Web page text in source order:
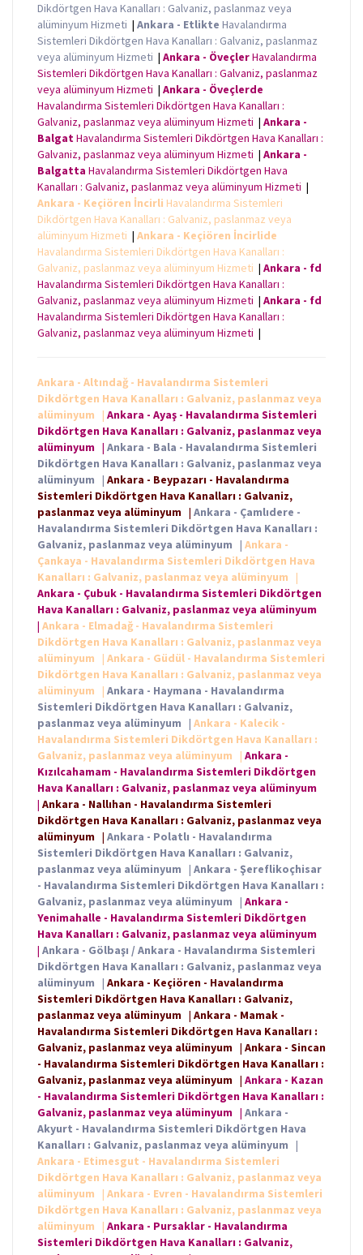
Dikdörtgen Hava Kanalları : Galvaniz, paslanmaz veya
alüminyum Hizmeti | Ankara - Etlikte Havalandırma
Sistemleri Dikdörtgen Hava Kanalları : Galvaniz, paslanmaz
veya alüminyum Hizmeti | Ankara - ÖveçlerHavalandırma
Sistemleri Dikdörtgen Hava Kanalları : Galvaniz, paslanmaz
veya alüminyum Hizmeti | Ankara - Öveçlerde
Havalandırma Sistemleri Dikdörtgen Hava Kanalları :
Galvaniz, paslanmaz veya alüminyum Hizmeti | Ankara -
BalgatHavalandırma Sistemleri Dikdörtgen Hava Kanalları :
Galvaniz, paslanmaz veya alüminyum Hizmeti | Ankara -
Balgatta Havalandırma Sistemleri Dikdörtgen Hava
Kanalları : Galvaniz, paslanmaz veya alüminyum Hizmeti |
Ankara - Keçiören İncirli Havalandırma Sistemleri
Dikdörtgen Hava Kanalları : Galvaniz, paslanmaz veya
alüminyum Hizmeti | Ankara - Keçiören İncirlide
Havalandırma Sistemleri Dikdörtgen Hava Kanalları :
Galvaniz, paslanmaz veya alüminyum Hizmeti | Ankara - fd
Havalandırma Sistemleri Dikdörtgen Hava Kanalları :
Galvaniz, paslanmaz veya alüminyum Hizmeti | Ankara - fd
Havalandırma Sistemleri Dikdörtgen Hava Kanalları :
Galvaniz, paslanmaz veya alüminyum Hizmeti |
Ankara - Altındağ - Havalandırma Sistemleri
Dikdörtgen Hava Kanalları : Galvaniz, paslanmaz veya
alüminyum | Ankara - Ayaş - Havalandırma Sistemleri
Dikdörtgen Hava Kanalları : Galvaniz, paslanmaz veya
alüminyum | Ankara - Bala - Havalandırma Sistemleri
Dikdörtgen Hava Kanalları : Galvaniz, paslanmaz veya
alüminyum | Ankara - Beypazarı - Havalandırma
Sistemleri Dikdörtgen Hava Kanalları : Galvaniz,
paslanmaz veya alüminyum | Ankara - Çamlıdere -
Havalandırma Sistemleri Dikdörtgen Hava Kanalları :
Galvaniz, paslanmaz veya alüminyum | Ankara -
Çankaya - Havalandırma Sistemleri Dikdörtgen Hava
Kanalları : Galvaniz, paslanmaz veya alüminyum |
Ankara - Çubuk - Havalandırma Sistemleri Dikdörtgen
Hava Kanalları : Galvaniz, paslanmaz veya alüminyum
| Ankara - Elmadağ - Havalandırma Sistemleri
Dikdörtgen Hava Kanalları : Galvaniz, paslanmaz veya
alüminyum | Ankara - Güdül - Havalandırma Sistemleri
Dikdörtgen Hava Kanalları : Galvaniz, paslanmaz veya
alüminyum | Ankara - Haymana - Havalandırma
Sistemleri Dikdörtgen Hava Kanalları : Galvaniz,
paslanmaz veya alüminyum | Ankara - Kalecik -
Havalandırma Sistemleri Dikdörtgen Hava Kanalları :
Galvaniz, paslanmaz veya alüminyum | Ankara -
Kızılcahamam - Havalandırma Sistemleri Dikdörtgen
Hava Kanalları : Galvaniz, paslanmaz veya alüminyum
| Ankara - Nallıhan - Havalandırma Sistemleri
Dikdörtgen Hava Kanalları : Galvaniz, paslanmaz veya
alüminyum | Ankara - Polatlı - Havalandırma
Sistemleri Dikdörtgen Hava Kanalları : Galvaniz,
paslanmaz veya alüminyum | Ankara - Şereflikoçhisar
- Havalandırma Sistemleri Dikdörtgen Hava Kanalları :
Galvaniz, paslanmaz veya alüminyum | Ankara -
Yenimahalle - Havalandırma Sistemleri Dikdörtgen
Hava Kanalları : Galvaniz, paslanmaz veya alüminyum
| Ankara - Gölbaşı / Ankara - Havalandırma Sistemleri
Dikdörtgen Hava Kanalları : Galvaniz, paslanmaz veya
alüminyum | Ankara - Keçiören - Havalandırma
Sistemleri Dikdörtgen Hava Kanalları : Galvaniz,
paslanmaz veya alüminyum | Ankara - Mamak -
Havalandırma Sistemleri Dikdörtgen Hava Kanalları :
Galvaniz, paslanmaz veya alüminyum | Ankara - Sincan
- Havalandırma Sistemleri Dikdörtgen Hava Kanalları :
Galvaniz, paslanmaz veya alüminyum | Ankara - Kazan
- Havalandırma Sistemleri Dikdörtgen Hava Kanalları :
Galvaniz, paslanmaz veya alüminyum | Ankara -
Akyurt - Havalandırma Sistemleri Dikdörtgen Hava
Kanalları : Galvaniz, paslanmaz veya alüminyum |
Ankara - Etimesgut - Havalandırma Sistemleri
Dikdörtgen Hava Kanalları : Galvaniz, paslanmaz veya
alüminyum | Ankara - Evren - Havalandırma Sistemleri
Dikdörtgen Hava Kanalları : Galvaniz, paslanmaz veya
alüminyum | Ankara - Pursaklar - Havalandırma
Sistemleri Dikdörtgen Hava Kanalları : Galvaniz,